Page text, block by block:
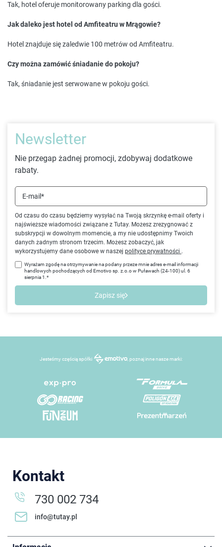
Tak, hotel oferuje monitorowany parking dla gości.
Jak daleko jest hotel od Amfiteatru w Mrągowie?
Hotel znajduje się zaledwie 100 metrów od Amfiteatru.
Czy można zamówić śniadanie do pokoju?
Tak, śniadanie jest serwowane w pokoju gości.
Newsletter
Nie przegap żadnej promocji, zdobywaj dodatkowe
rabaty.
Od czasu do czasu będziemy wysyłać na Twoją skrzynkę e-mail oferty i
najświeższe wiadomości związane z Tutay. Możesz zrezygnować z
subskrypcji w dowolnym momencie, a my nie udostępnimy Twoich
danych żadnym stronom trzecim. Możesz zobaczyć, jak
wykorzystujemy dane osobowe w naszej polityce prywatności .
E-mail*
Wyrażam zgodę na otrzymywanie na podany przeze mnie adres e-mail informacji
handlowych pochodzących od Emotivo sp. z.o.o w Puławach (24-100) ul. 6
sierpnia 1.*
Zapisz się
Jesteśmy częścią spółki , poznaj inne nasze marki:
Kontakt
730 002 734
info@tutay.pl